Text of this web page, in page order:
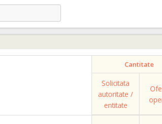
Cantitate
Solicitata
autoritate /
entitate